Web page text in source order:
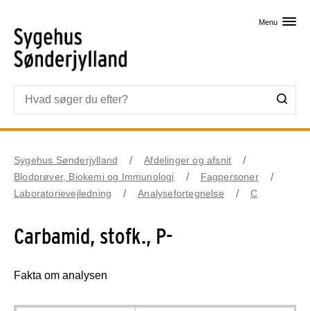
Menu
Sygehus Sønderjylland
Afdelinger og afsnit
Blodprøver, Biokemi og Immunologi
Fagpersoner
Laboratorievejledning
Analysefortegnelse C
Carbamid, stofk., P-
Fakta om analysen